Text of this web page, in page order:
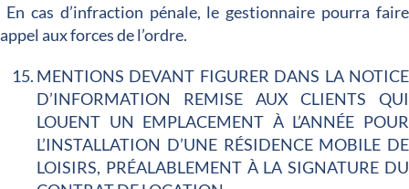
En cas d’infraction pénale, le gestionnaire pourra faire
appel aux forces de l’ordre.
MENTIONS DEVANT FIGURER DANS LA NOTICE
D’INFORMATION REMISE AUX CLIENTS QUI
LOUENT UN EMPLACEMENT À L’ANNÉE POUR
L’INSTALLATION D’UNE RÉSIDENCE MOBILE DE
LOISIRS, PRÉALABLEMENT À LA SIGNATURE DU